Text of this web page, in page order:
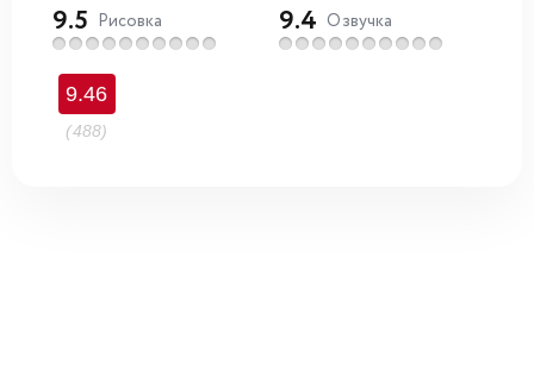
9.5 Рисовка 9.4 Озвучка
9.46
(488)